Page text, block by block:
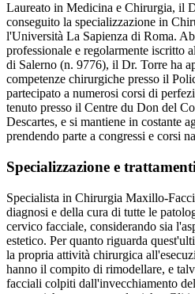
Laureato in Medicina e Chirurgia, il
conseguito la specializzazione in
l'Università La Sapienza di Roma.
professionale e regolarmente iscritto
di Salerno (n. 9776), il Dr. Torre ha
competenze chirurgiche presso il
partecipato a numerosi corsi di
tenuto presso il Centre du Don del
Descartes, e si mantiene in costante
prendendo parte a congressi e corsi
Specializzazione e
Specialista in Chirurgia Maxillo-
diagnosi e della cura di tutte le
cervico facciale, considerando sia
estetico. Per quanto riguarda
la propria attività chirurgica
hanno il compito di rimodellare, e
facciali colpiti dall'invecchiamento